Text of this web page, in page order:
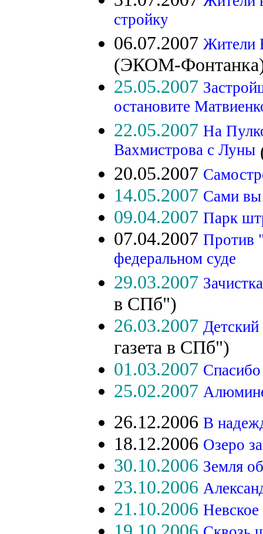
стройку
06.07.2007 Жители
(ЭКОМ-
25.05.2007
остановите
22.05.2007 На
Вахмистрова с Луны
20.05.2007
14.05.2007 Сами вы
09.04.2007 Парк
07.04.2007 Против
федеральном суде
29.03.2007
в СПб")
26.03.2007 Детский
газета в СПб")
01.03.2007
25.02.2007
26.12.2006 В
18.12.2006 Озеро
30.10.2006 Земля
23.10.2006
21.10.2006 Невское